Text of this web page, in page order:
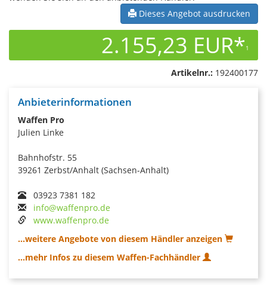
Dieses Angebot ausdrucken
2.155,23 EUR*1
Artikelnr.: 192400177
Anbieterinformationen
Waffen Pro
Julien Linke
Bahnhofstr. 55
39261 Zerbst/Anhalt (Sachsen-Anhalt)
03923 7381 182
info@waffenpro.de
www.waffenpro.de
...weitere Angebote von diesem Händler anzeigen
...mehr Infos zu diesem Waffen-Fachhändler